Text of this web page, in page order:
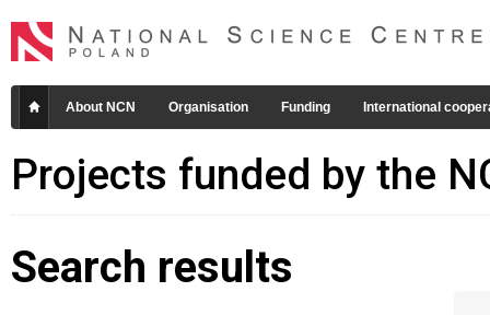
About NCN Organisation Funding International
Projects funded by the
Search results